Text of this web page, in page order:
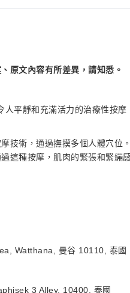
原文內容有所差異，請知悉。
平靜和充滿活力的治療性按
技術，通過撫摸多個人體穴位
這種按摩，肌肉的緊張和緊繃
Watthana, 曼谷 10110, 泰國
3 Alley, 10400, 泰國